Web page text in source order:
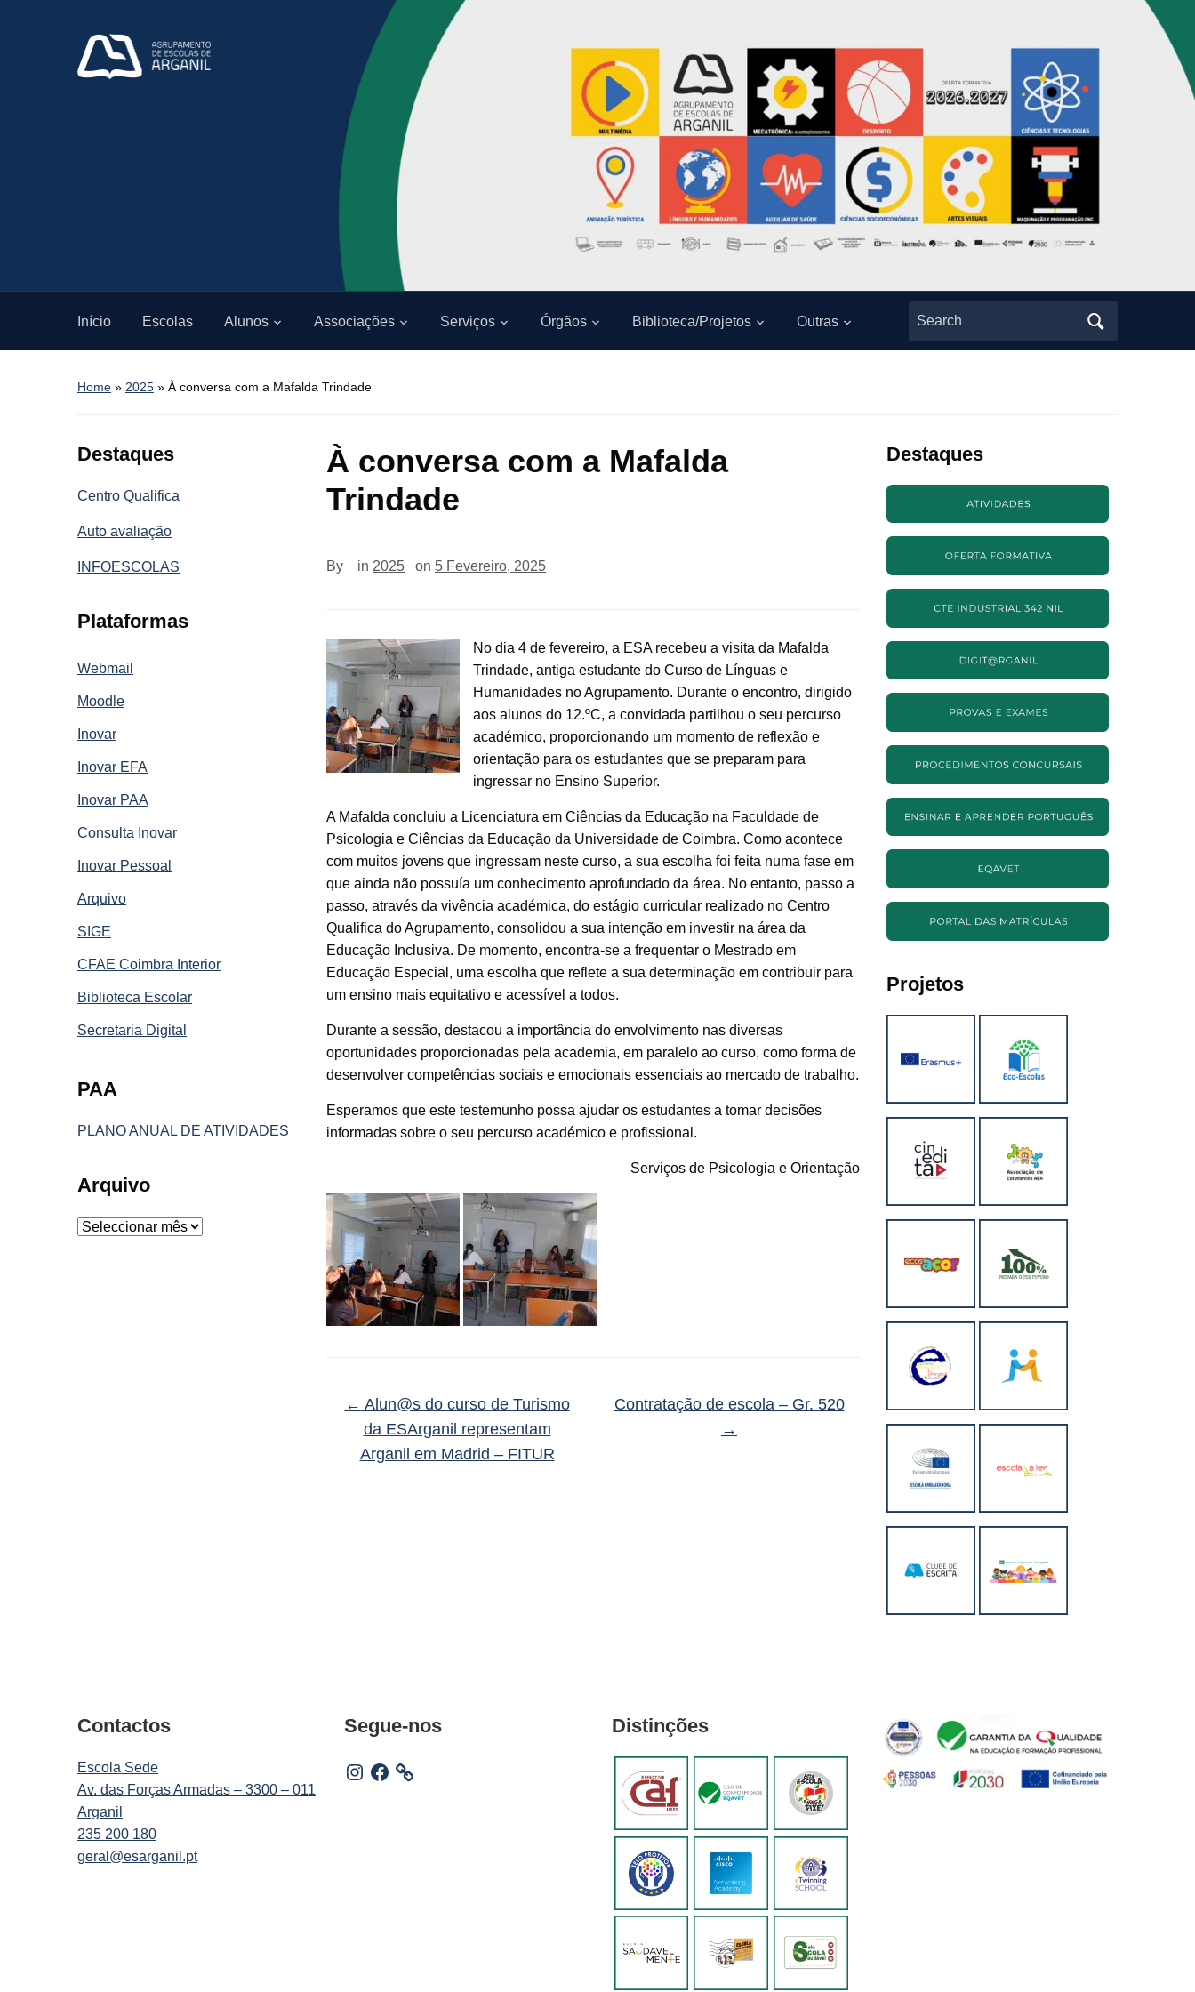
Início Escolas Alunos Associações Serviços Órgãos Biblioteca/Projetos Outras
Search
for:
Home » 2025 » À conversa com a Mafalda Trindade
Destaques
Centro Qualifica
Auto avaliação
INFOESCOLAS
Plataformas
Webmail
Moodle
Inovar
Inovar EFA
Inovar PAA
Consulta Inovar
Inovar Pessoal
Arquivo
SIGE
CFAE Coimbra Interior
Biblioteca Escolar
Secretaria Digital
PAA
PLANO ANUAL DE ATIVIDADES
Arquivo
Arquivo
À conversa com a Mafalda
Trindade
By in 2025 on 5 Fevereiro, 2025
No dia 4 de fevereiro, a ESA recebeu a visita da Mafalda
Trindade, antiga estudante do Curso de Línguas e
Humanidades no Agrupamento. Durante o encontro, dirigido
aos alunos do 12.ºC, a convidada partilhou o seu percurso
académico, proporcionando um momento de reflexão e
orientação para os estudantes que se preparam para
ingressar no Ensino Superior.
A Mafalda concluiu a Licenciatura em Ciências da Educação na Faculdade de
Psicologia e Ciências da Educação da Universidade de Coimbra. Como acontece
com muitos jovens que ingressam neste curso, a sua escolha foi feita numa fase em
que ainda não possuía um conhecimento aprofundado da área. No entanto, passo a
passo, através da vivência académica, do estágio curricular realizado no Centro
Qualifica do Agrupamento, consolidou a sua intenção em investir na área da
Educação Inclusiva. De momento, encontra-se a frequentar o Mestrado em
Educação Especial, uma escolha que reflete a sua determinação em contribuir para
um ensino mais equitativo e acessível a todos.
Durante a sessão, destacou a importância do envolvimento nas diversas
oportunidades proporcionadas pela academia, em paralelo ao curso, como forma de
desenvolver competências sociais e emocionais essenciais ao mercado de trabalho.
Esperamos que este testemunho possa ajudar os estudantes a tomar decisões
informadas sobre o seu percurso académico e profissional.
Serviços de Psicologia e Orientação
← Alun@s do curso de Turismo
da ESArganil representam
Arganil em Madrid – FITUR
Contratação de escola – Gr. 520
→
Destaques
Projetos
Contactos
Escola Sede
Av. das Forças Armadas – 3300 – 011
Arganil
235 200 180
geral@esarganil.pt
Segue-nos
Instagram
Facebook
Distinções